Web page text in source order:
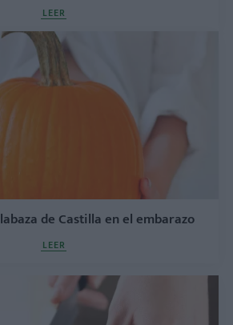
LEER
de Castilla en el embarazo
LEER